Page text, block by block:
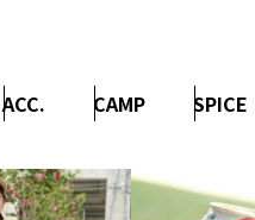
ACC. CAMP SPICE